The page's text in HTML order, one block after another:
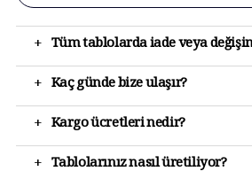
+ Tüm tablolarda iade veya
+ Kaç günde bize ulaşır?
+ Kargo ücretleri nedir?
+ Tablolarınız nasıl üretiliyor?